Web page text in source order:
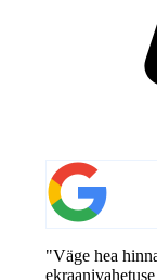
"Väge hea